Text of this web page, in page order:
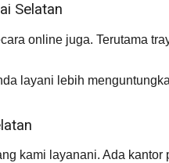
Selatan
online juga. Terutama
layani lebih
kami layanani. Ada